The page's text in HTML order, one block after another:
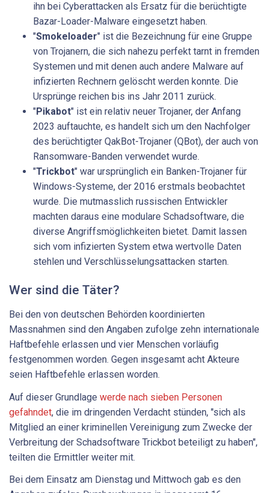
ihn bei Cyberattacken als Ersatz für die berüchtigte
Bazar-Loader-Malware eingesetzt haben.
"Smokeloader" ist die Bezeichnung für eine Gruppe
von Trojanern, die sich nahezu perfekt tarnt in fremden
Systemen und mit denen auch andere Malware auf
infizierten Rechnern gelöscht werden konnte. Die
Ursprünge reichen bis ins Jahr 2011 zurück.
"Pikabot" ist ein relativ neuer Trojaner, der Anfang
2023 auftauchte, es handelt sich um den Nachfolger
des berüchtigter QakBot-Trojaner (QBot), der auch von
Ransomware-Banden verwendet wurde.
"Trickbot" war ursprünglich ein Banken-Trojaner für
Windows-Systeme, der 2016 erstmals beobachtet
wurde. Die mutmasslich russischen Entwickler
machten daraus eine modulare Schadsoftware, die
diverse Angriffsmöglichkeiten bietet. Damit lassen
sich vom infizierten System etwa wertvolle Daten
stehlen und Verschlüsselungsattacken starten.
Wer sind die Täter?
Bei den von deutschen Behörden koordinierten
Massnahmen sind den Angaben zufolge zehn internationale
Haftbefehle erlassen und vier Menschen vorläufig
festgenommen worden. Gegen insgesamt acht Akteure
seien Haftbefehle erlassen worden.
Auf dieser Grundlage werde nach sieben Personen
gefahndet, die im dringenden Verdacht stünden, "sich als
Mitglied an einer kriminellen Vereinigung zum Zwecke der
Verbreitung der Schadsoftware Trickbot beteiligt zu haben",
teilten die Ermittler weiter mit.
Bei dem Einsatz am Dienstag und Mittwoch gab es den